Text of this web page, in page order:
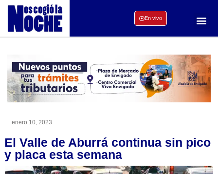
En vivo
enero 10, 2023
El Valle de Aburrá continua sin pico
y placa esta semana